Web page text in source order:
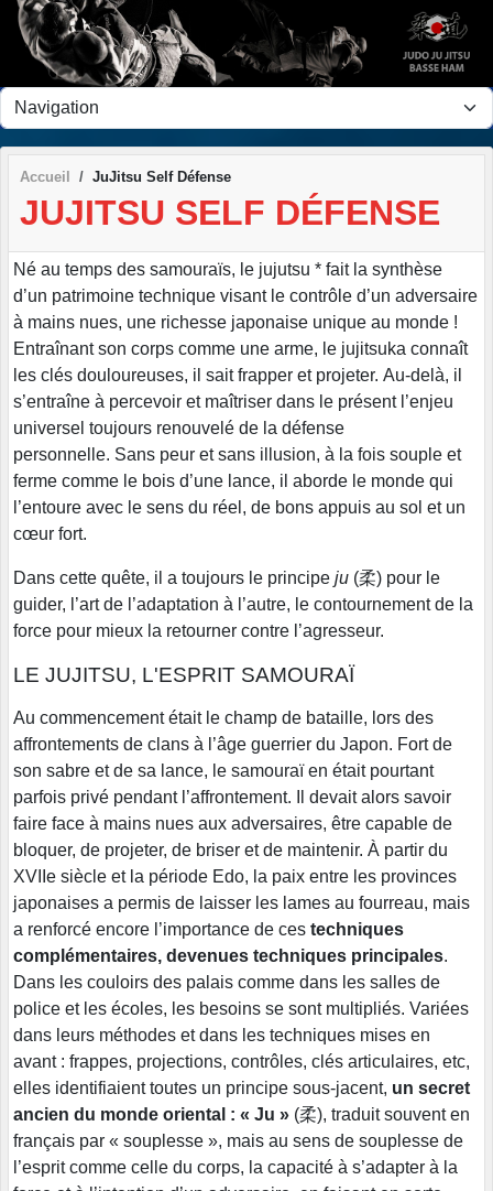
Accueil JuJitsu Self Défense
JUJITSU SELF DÉFENSE
Né au temps des samouraïs, le jujutsu * fait la synthèse
d’un patrimoine technique visant le contrôle d’un adversaire
à mains nues, une richesse japonaise unique au monde !
Entraînant son corps comme une arme, le jujitsuka connaît
les clés douloureuses, il sait frapper et projeter. Au-delà, il
s’entraîne à percevoir et maîtriser dans le présent l’enjeu
universel toujours renouvelé de la défense
personnelle. Sans peur et sans illusion, à la fois souple et
ferme comme le bois d’une lance, il aborde le monde qui
l’entoure avec le sens du réel, de bons appuis au sol et un
cœur fort.
Dans cette quête, il a toujours le principe ju (柔) pour le
guider, l’art de l’adaptation à l’autre, le contournement de la
force pour mieux la retourner contre l’agresseur.
LE JUJITSU, L'ESPRIT SAMOURAÏ
Au commencement était le champ de bataille, lors des
affrontements de clans à l’âge guerrier du Japon. Fort de
son sabre et de sa lance, le samouraï en était pourtant
parfois privé pendant l’affrontement. Il devait alors savoir
faire face à mains nues aux adversaires, être capable de
bloquer, de projeter, de briser et de maintenir. À partir du
XVIIe siècle et la période Edo, la paix entre les provinces
japonaises a permis de laisser les lames au fourreau, mais
a renforcé encore l’importance de ces techniques
complémentaires, devenues techniques principales.
Dans les couloirs des palais comme dans les salles de
police et les écoles, les besoins se sont multipliés. Variées
dans leurs méthodes et dans les techniques mises en
avant : frappes, projections, contrôles, clés articulaires, etc,
elles identifiaient toutes un principe sous-jacent, un secret
ancien du monde oriental : « Ju » (柔), traduit souvent en
français par « souplesse », mais au sens de souplesse de
l’esprit comme celle du corps, la capacité à s’adapter à la
Panneau de gestion des cookies